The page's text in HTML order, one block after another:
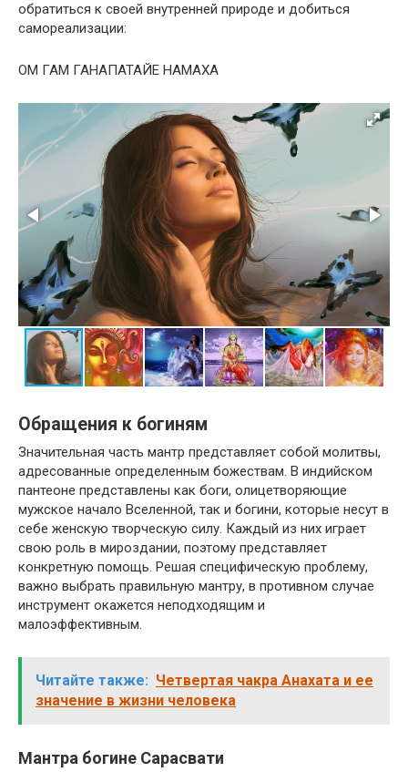
обратиться к своей внутренней природе и добиться
самореализации:
ОМ ГАМ ГАНАПАТАЙЕ НАМАХА
Обращения к богиням
Значительная часть мантр представляет собой молитвы,
адресованные определенным божествам. В индийском
пантеоне представлены как боги, олицетворяющие
мужское начало Вселенной, так и богини, которые несут в
себе женскую творческую силу. Каждый из них играет
свою роль в мироздании, поэтому представляет
конкретную помощь. Решая специфическую проблему,
важно выбрать правильную мантру, в противном случае
инструмент окажется неподходящим и
малоэффективным.
Читайте также: Четвертая чакра Анахата и ее
значение в жизни человека
Мантра богине Сарасвати